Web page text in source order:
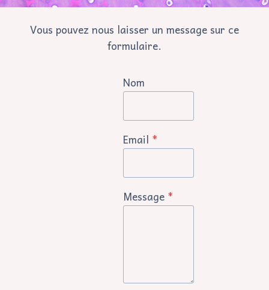
Vous pouvez nous laisser un message sur ce
formulaire.
Nom
Email *
Message *